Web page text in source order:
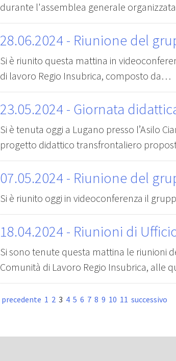
durante l'assemblea generale
28.06.2024 - Riunione del
Si è riunito questa mattina in
di lavoro Regio Insubrica, composto da…
23.05.2024 - Giornata
Si è tenuta oggi a Lugano presso l’Asilo
progetto didattico transfrontaliero
07.05.2024 - Riunione del
Si è riunito oggi in videoconferenza il
18.04.2024 - Riunioni di
Si sono tenute questa mattina le riunioni
Comunità di Lavoro Regio Insubrica, alle
precedente 1 2 3 4 5 6 7 8 9 10 11 successivo